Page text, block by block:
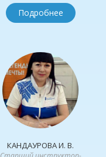
Подробнее
КАНДАУРОВА И. В.